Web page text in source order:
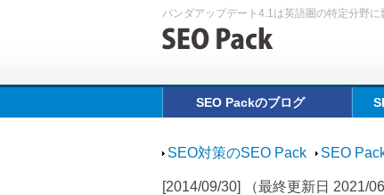
パンダアップデート4.1は英語圏の特定分野
SEO Packのブログ
SEO対策のSEO Pack SEO
[2014/09/30] （最終更新日 2021/